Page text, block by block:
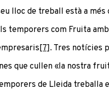
lloc de treball està a més
temporers com Fruita
[7]. Tres notícies
que cullen «la nostra
de Lleida treballa